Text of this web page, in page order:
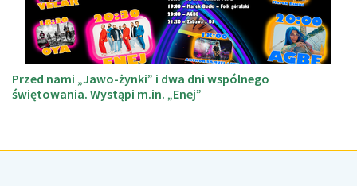
Przed nami „Jawo-żynki” i dwa dni wspólnego
świętowania. Wystąpi m.in. „Enej”